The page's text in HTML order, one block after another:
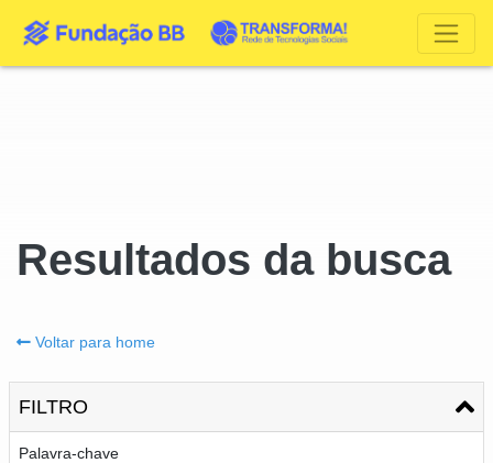
Resultados da busca
Voltar para home
FILTRO
Palavra-chave